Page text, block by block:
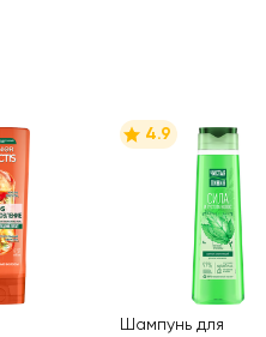
4.9
Шампунь для